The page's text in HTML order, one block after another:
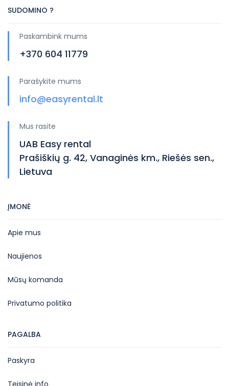
SUDOMINO ?
Paskambink mums
+370 604 11779
Parašykite mums
info@easyrental.lt
Mus rasite
UAB Easy rental
Prašiškių g. 42, Vanaginės km., Riešės sen.,
Lietuva
ĮMONĖ
Apie mus
Naujienos
Mūsų komanda
Privatumo politika
PAGALBA
Paskyra